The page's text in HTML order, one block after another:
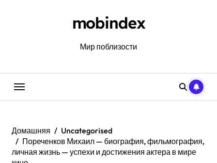
mobindex
Мир поблизости
Домашняя
Uncategorised
Пореченков Михаил — биография, фильмография,
личная жизнь — успехи и достижения актера в мире